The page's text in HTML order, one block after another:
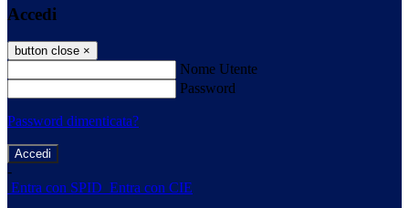
Accedi
button close ×
Nome Utente
Password
Password dimenticata?
-
Entra con SPID Entra con CIE